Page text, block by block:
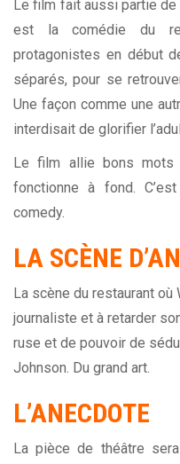
Le film fait aussi partie
est la comédie du
protagonistes en début
séparés, pour se
Une façon comme une
interdisait de glorifier
Le film allie bons mots
fonctionne à fond.
comedy.
LA SCÈNE
La scène du restaurant
journaliste et à retarder
ruse et de pouvoir de
Johnson. Du grand art.
L’ANECDOTE
La pièce de théâtre